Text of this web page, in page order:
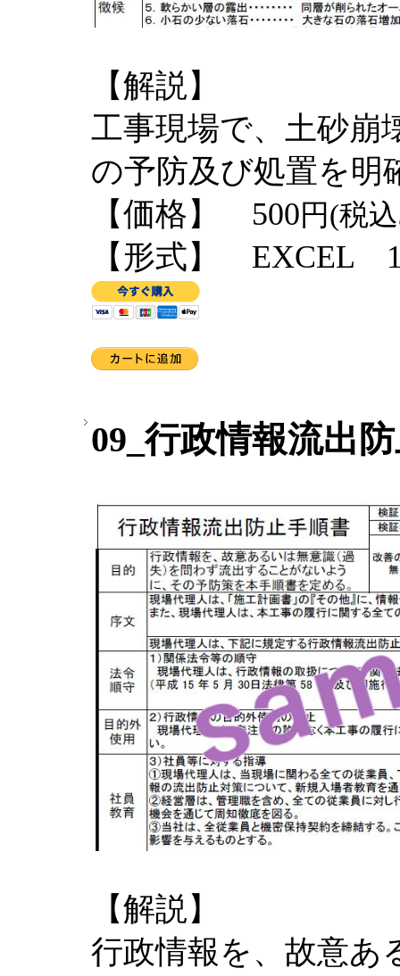
【解説】
工事現場で、土砂崩
の予防及び処置を明
【価格】 500円(税
【形式】 EXCEL
09_行政情報流出
【解説】
行政情報を、故意あ